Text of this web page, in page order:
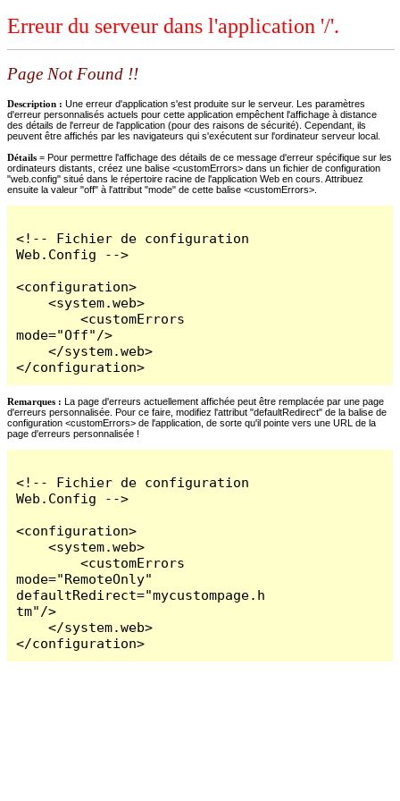
Erreur du serveur dans l'application '/'.
Page Not Found !!
Description : Une erreur d'application s'est produite sur le serveur. Les paramètres
d'erreur personnalisés actuels pour cette application empêchent l'affichage à distance
des détails de l'erreur de l'application (pour des raisons de sécurité). Cependant, ils
peuvent être affichés par les navigateurs qui s'exécutent sur l'ordinateur serveur local.
Détails = Pour permettre l'affichage des détails de ce message d'erreur spécifique sur les
ordinateurs distants, créez une balise <customErrors> dans un fichier de configuration
"web.config" situé dans le répertoire racine de l'application Web en cours. Attribuez
ensuite la valeur "off" à l'attribut "mode" de cette balise <customErrors>.
<!-- Fichier de configuration
Web.Config -->
<configuration>
    <system.web>
        <customErrors
mode="Off"/>
    </system.web>
</configuration>
Remarques : La page d'erreurs actuellement affichée peut être remplacée par une page
d'erreurs personnalisée. Pour ce faire, modifiez l'attribut "defaultRedirect" de la balise de
configuration <customErrors> de l'application, de sorte qu'il pointe vers une URL de la
page d'erreurs personnalisée !
<!-- Fichier de configuration
Web.Config -->
<configuration>
    <system.web>
        <customErrors
mode="RemoteOnly"
defaultRedirect="mycustompage.h
tm"/>
    </system.web>
</configuration>